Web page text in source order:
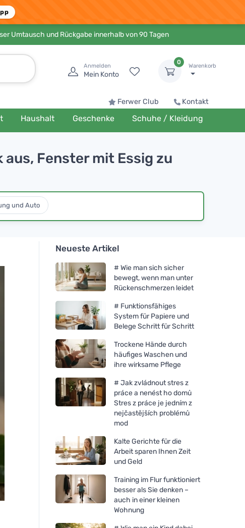
Umtausch und Rückgabe innerhalb von 90 Tagen
Anmelden
Mein Konto
0
Warenkorb
Ferwer Club Kontakt
Haushalt Geschenke Schuhe / Kleidung
Fenster mit Essig zu
und Auto
Neueste Artikel
# Wie man sich sicher
bewegt, wenn man unter
Rückenschmerzen leidet
# Funktionsfähiges
System für Papiere und
Belege Schritt für Schritt
Trockene Hände durch
häufiges Waschen und
ihre wirksame Pflege
# Jak zvládnout stres z
práce a nenést ho domů
Stres z práce je jedním z
nejčastějších problémů
mod
Kalte Gerichte für die
Arbeit sparen Ihnen Zeit
und Geld
Training im Flur funktioniert
besser als Sie denken –
auch in einer kleinen
Wohnung